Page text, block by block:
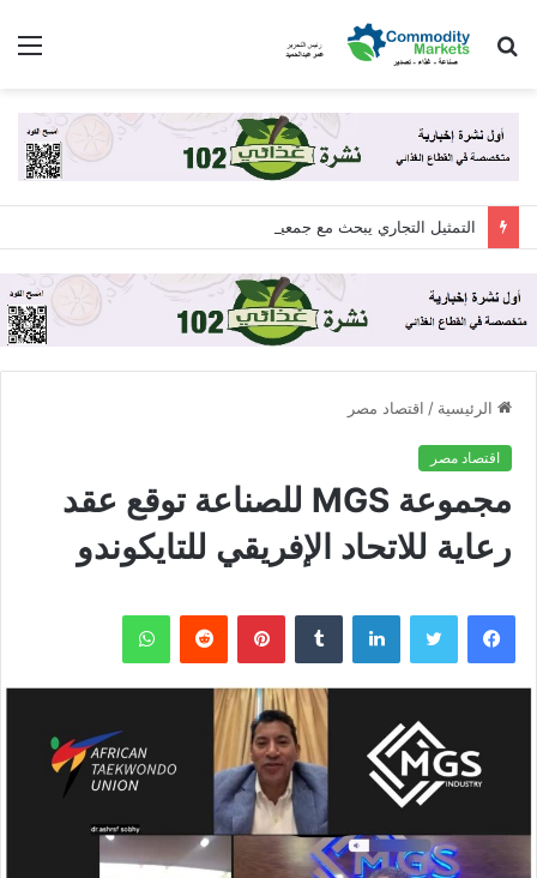
بحث
الرئيسية / اقتصاد مصر
اقتصاد مصر
مجموعة MGS للصناعة توقع عقد
رعاية للاتحاد الإفريقي للتايكوندو
فيسبوك تويتر لينكدإن بينتيريست واتساب